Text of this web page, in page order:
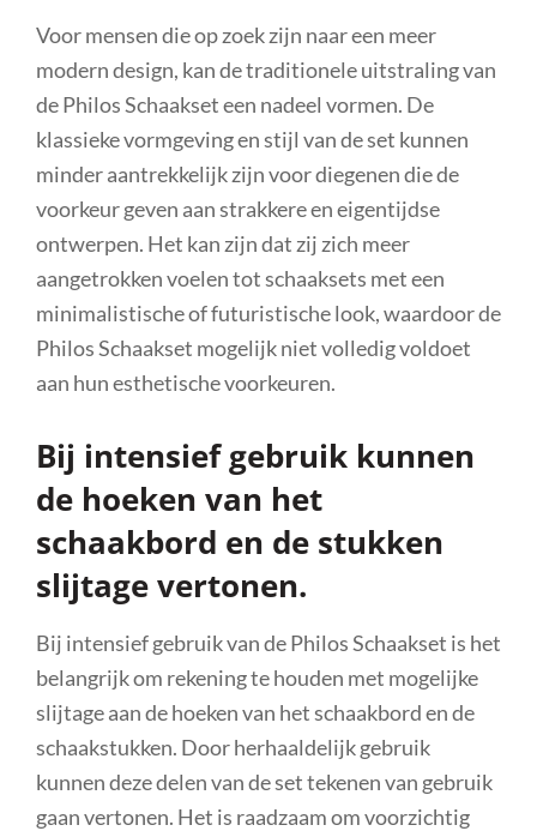
Voor mensen die op zoek zijn naar een meer
modern design, kan de traditionele uitstraling van
de Philos Schaakset een nadeel vormen. De
klassieke vormgeving en stijl van de set kunnen
minder aantrekkelijk zijn voor diegenen die de
voorkeur geven aan strakkere en eigentijdse
ontwerpen. Het kan zijn dat zij zich meer
aangetrokken voelen tot schaaksets met een
minimalistische of futuristische look, waardoor de
Philos Schaakset mogelijk niet volledig voldoet
aan hun esthetische voorkeuren.
Bij intensief gebruik kunnen
de hoeken van het
schaakbord en de stukken
slijtage vertonen.
Bij intensief gebruik van de Philos Schaakset is het
belangrijk om rekening te houden met mogelijke
slijtage aan de hoeken van het schaakbord en de
schaakstukken. Door herhaaldelijk gebruik
kunnen deze delen van de set tekenen van gebruik
gaan vertonen. Het is raadzaam om voorzichtig